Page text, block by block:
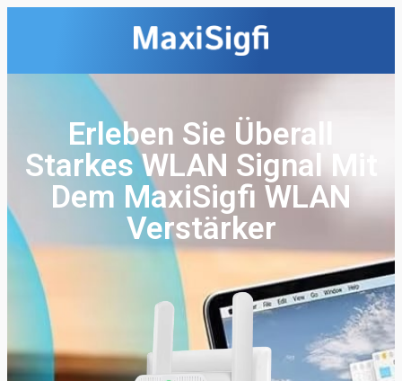
Erleben Sie Überall
Starkes WLAN Signal Mit
Dem MaxiSigfi WLAN
Verstärker